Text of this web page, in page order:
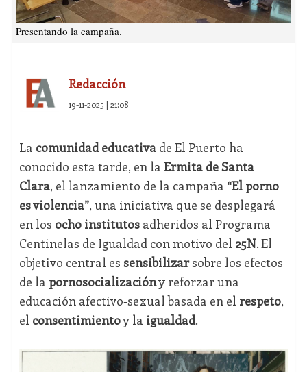
Presentando la campaña.
Redacción
19-11-2025 | 21:08
La comunidad educativade El Puerto ha
conocido esta tarde, en la Ermita de Santa
Clara, el lanzamiento de la campaña “El porno
es violencia”, una iniciativa que se desplegará
en los ocho institutosadheridos al Programa
Centinelas de Igualdad con motivo del 25N. El
objetivo central es sensibilizarsobre los efectos
de la pornosocializacióny reforzar una
educación afectivo-sexual basada en el respeto,
el consentimientoy la igualdad.